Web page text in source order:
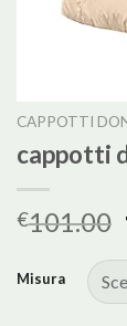
CAPPOTTI
cappotti
€101.00
Misura